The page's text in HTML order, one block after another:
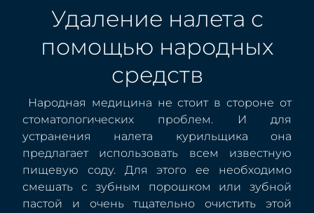
Удаление налета с
помощью народных
средств
Народная медицина не стоит в стороне от
стоматологических проблем. И для
устранения налета курильщика она
предлагает использовать всем известную
пищевую соду. Для этого ее необходимо
смешать с зубным порошком или зубной
пастой и очень тщательно очистить этой